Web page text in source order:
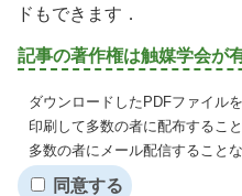
ドもできます．
記事の著作権は触媒学会が
ダウンロードしたPDFファイル
印刷して多数の者に配布するこ
多数の者にメール配信すること
同意する